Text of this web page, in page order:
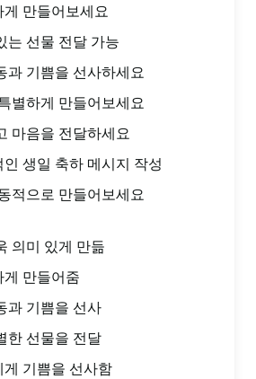
만들어보세요
는 선물 전달 가능
과 기쁨을 선사하세요
별하게 만들어보세요
마음을 전달하세요
생일 축하 메시지 작성
적으로 만들어보세요
의미 있게 만듦
만들어줌
과 기쁨을 선사
한 선물을 전달
기쁨을 선사함